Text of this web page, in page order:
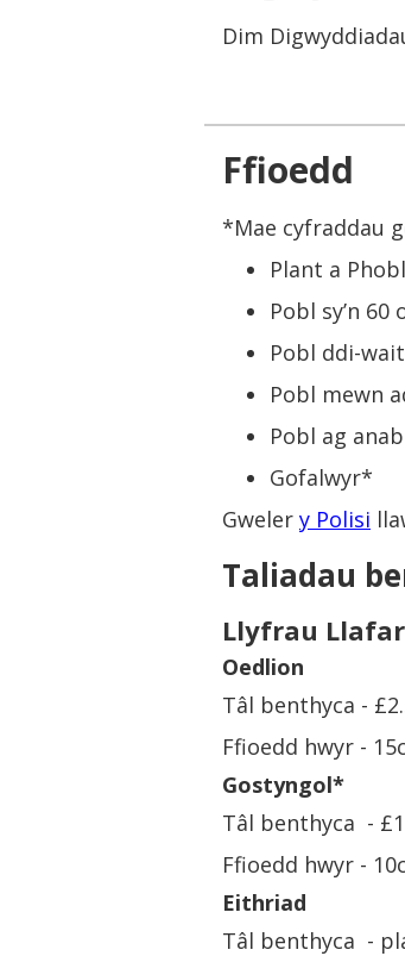
Dim
Ffioedd
*Mae cyfraddau
Plant a
Pobl sy’n 60
Pobl ddi-
Pobl mewn
Pobl ag
Gofalwyr*
Gweler y Polisi
Taliadau
Llyfrau Llafar
Oedlion
Tâl benthyca -
Ffioedd hwyr -
Gostyngol*
Tâl benthyca -
Ffioedd hwyr -
Eithriad
Tâl benthyca -